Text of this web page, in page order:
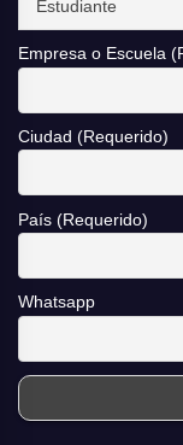
Empresa o Escuela
Ciudad (Requerido)
País (Requerido)
Whatsapp